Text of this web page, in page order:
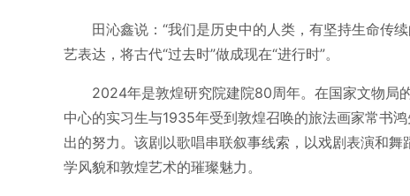
田沁鑫说：“我们是历史中的人类，有坚持生命传
艺表达，将古代“过去时”做成现在“进行时”。
2024年是敦煌研究院建院80周年。在国家文物局
中心的实习生与1935年受到敦煌召唤的旅法画家常书
出的努力。该剧以歌唱串联叙事线索，以戏剧表演和
学风貌和敦煌艺术的璀璨魅力。